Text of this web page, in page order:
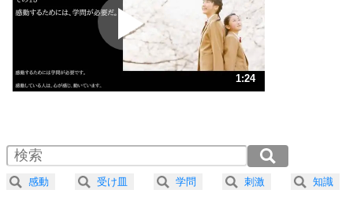
ポジティブになれない原因は、行動しないから。
ポジティブ思考になる30の方法
ストレス対策
人生、なんとかなるもの。
気楽に生きる30の方法
4 器の大きい人は、怒りを優しさで表現する。
1:24
2.0倍速 （166KB 42秒）
2.5倍速 （133KB 33秒）
3.0倍速 （111KB 28秒）
感動 受け皿 学問 刺激 知識